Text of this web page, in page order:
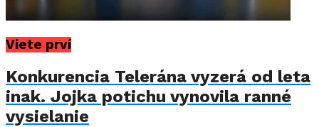
Viete prví
Konkurencia Telerána vyzerá od leta
inak. Jojka potichu vynovila ranné
vysielanie